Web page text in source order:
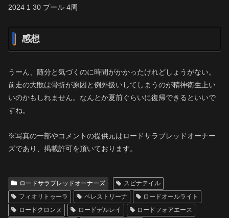
2024 1 30 プール 4周
感想
うーん、随分と気づくのに時間がかかったけれどしょうがない。
前走の大敗は骨折が原因と例外扱いしてしまうのが精神衛生上い
いのかもしれません。なんとか夏前ぐらいに復帰できるといいで
すね。
※写真の一部やコメントの提供元はロードサラブレッドオーナー
ズであり、掲載許可を頂いております。
ロードサラブレッドオーナーズ
スピナテイル
フィオリトゥーラ
ペレストリーナ
ロードオールライト
ロードクロンヌ
ロードデルレイ
ロードフォアエース